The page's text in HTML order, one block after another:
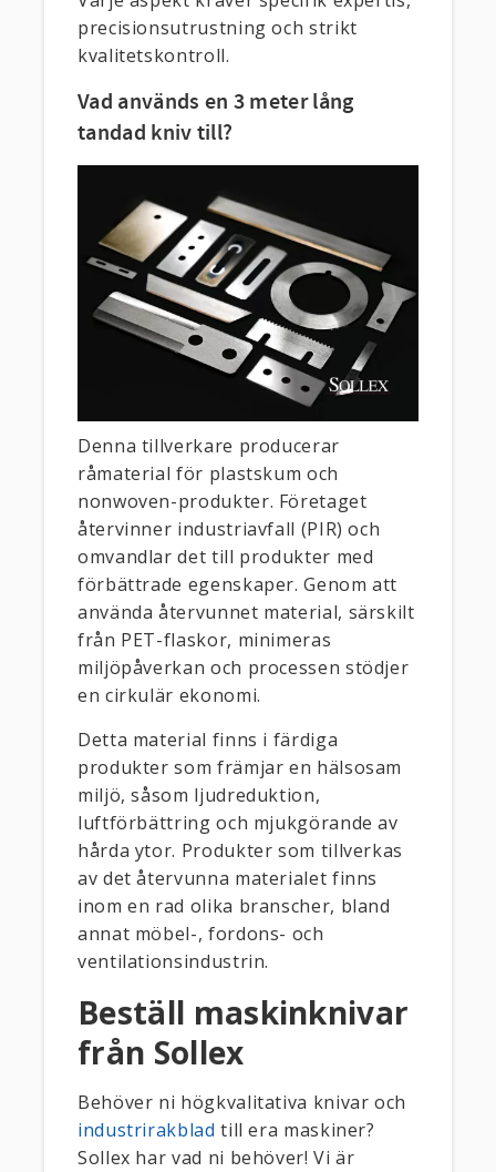
precisionsutrustning och strikt
kvalitetskontroll.
Vad används en 3 meter lång
tandad kniv till?
Denna tillverkare producerar
råmaterial för plastskum och
nonwoven-produkter. Företaget
återvinner industriavfall (PIR) och
omvandlar det till produkter med
förbättrade egenskaper. Genom att
använda återvunnet material, särskilt
från PET-flaskor, minimeras
miljöpåverkan och processen stödjer
en cirkulär ekonomi.
Detta material finns i färdiga
produkter som främjar en hälsosam
miljö, såsom ljudreduktion,
luftförbättring och mjukgörande av
hårda ytor. Produkter som tillverkas
av det återvunna materialet finns
inom en rad olika branscher, bland
annat möbel-, fordons- och
ventilationsindustrin.
Beställ maskinknivar
från Sollex
Behöver ni högkvalitativa knivar och
industrirakblad till era maskiner?
Sollex har vad ni behöver! Vi är